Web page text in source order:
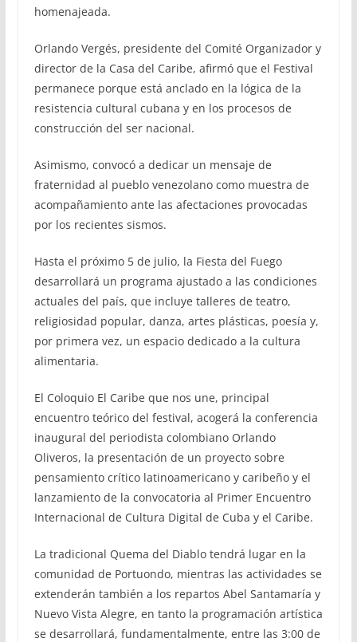
homenajeada.
Orlando Vergés, presidente del Comité Organizador y
director de la Casa del Caribe, afirmó que el Festival
permanece porque está anclado en la lógica de la
resistencia cultural cubana y en los procesos de
construcción del ser nacional.
Asimismo, convocó a dedicar un mensaje de
fraternidad al pueblo venezolano como muestra de
acompañamiento ante las afectaciones provocadas
por los recientes sismos.
Hasta el próximo 5 de julio, la Fiesta del Fuego
desarrollará un programa ajustado a las condiciones
actuales del país, que incluye talleres de teatro,
religiosidad popular, danza, artes plásticas, poesía y,
por primera vez, un espacio dedicado a la cultura
alimentaria.
El Coloquio El Caribe que nos une, principal
encuentro teórico del festival, acogerá la conferencia
inaugural del periodista colombiano Orlando
Oliveros, la presentación de un proyecto sobre
pensamiento crítico latinoamericano y caribeño y el
lanzamiento de la convocatoria al Primer Encuentro
Internacional de Cultura Digital de Cuba y el Caribe.
La tradicional Quema del Diablo tendrá lugar en la
comunidad de Portuondo, mientras las actividades se
extenderán también a los repartos Abel Santamaría y
Nuevo Vista Alegre, en tanto la programación artística
se desarrollará, fundamentalmente, entre las 3:00 de